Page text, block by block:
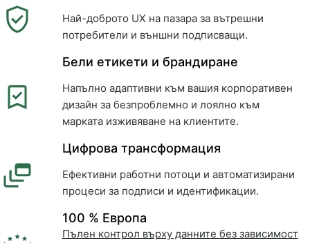
Най-доброто UX на пазара за вътрешни
потребители и външни подписващи.
Бели етикети и брандиране
Напълно адаптивни към вашия корпоративен
дизайн за безпроблемно и лоялно към
марката изживяване на клиентите.
Цифрова трансформация
Ефективни работни потоци и автоматизирани
процеси за подписи и идентификации.
100 % Европа
Пълен контрол върху данните без зависимост